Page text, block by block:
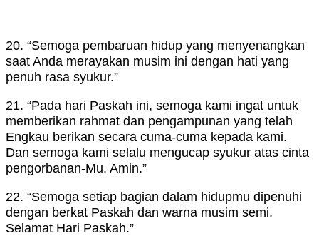
20. “Semoga pembaruan hidup yang menyenangkan
saat Anda merayakan musim ini dengan hati yang
penuh rasa syukur.”
21. “Pada hari Paskah ini, semoga kami ingat untuk
memberikan rahmat dan pengampunan yang telah
Engkau berikan secara cuma-cuma kepada kami.
Dan semoga kami selalu mengucap syukur atas cinta
pengorbanan-Mu. Amin.”
22. “Semoga setiap bagian dalam hidupmu dipenuhi
dengan berkat Paskah dan warna musim semi.
Selamat Hari Paskah.”